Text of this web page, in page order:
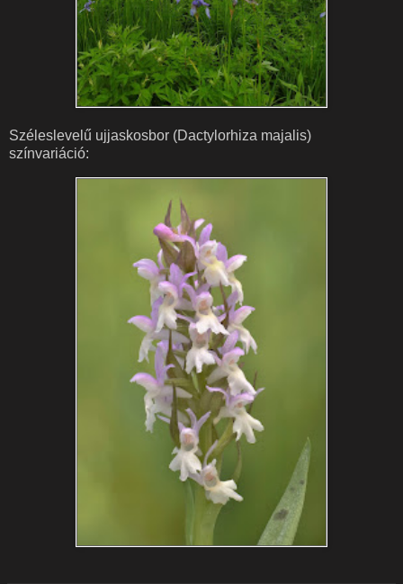
Széleslevelű ujjaskosbor (Dactylorhiza majalis)
színvariáció: